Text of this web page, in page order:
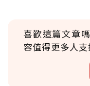
喜歡這篇文章
容值得更多人支